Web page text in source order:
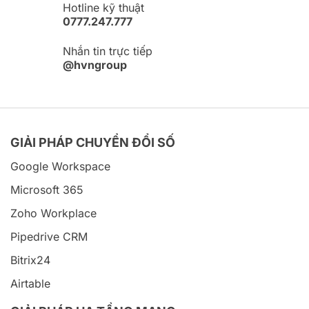
Hotline kỹ thuật
0777.247.777
Nhắn tin trực tiếp
@hvngroup
GIẢI PHÁP CHUYỂN ĐỔI SỐ
Google Workspace
Microsoft 365
Zoho Workplace
Pipedrive CRM
Bitrix24
Airtable